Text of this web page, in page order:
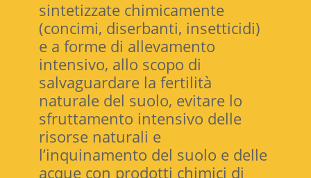
sintetizzate chimicamente
(concimi, diserbanti, insetticidi)
e a forme di allevamento
intensivo, allo scopo di
salvaguardare la fertilità
naturale del suolo, evitare lo
sfruttamento intensivo delle
risorse naturali e
l’inquinamento del suolo e delle
acque con prodotti chimici di